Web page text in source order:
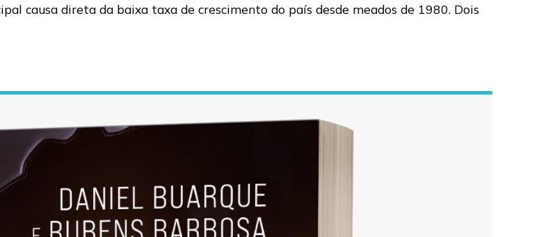
causa direta da baixa taxa de crescimento do país desde meados de 1980. Dois